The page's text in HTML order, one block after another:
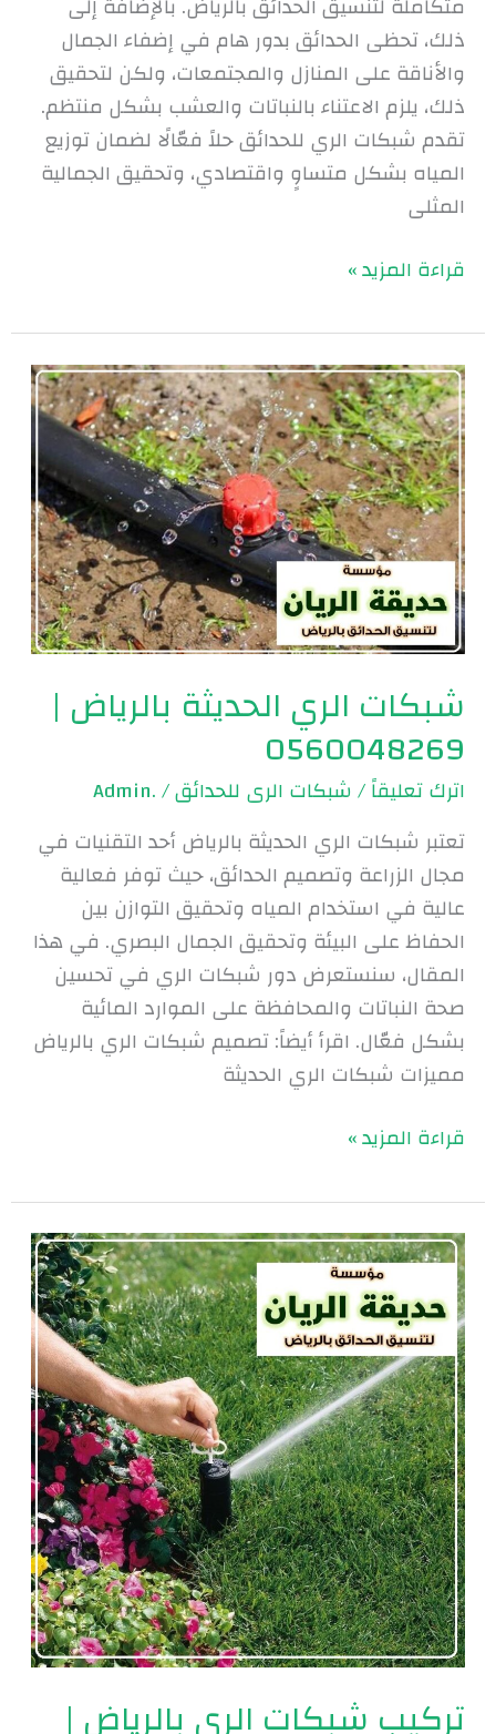
متكاملة لتنسيق الحدائق بالرياض. بالإضافة إلى
ذلك، تحظى الحدائق بدور هام في إضفاء الجمال
والأناقة على المنازل والمجتمعات، ولكن لتحقيق
ذلك، يلزم الاعتناء بالنباتات والعشب بشكل منتظم.
تقدم شبكات الري للحدائق حلاً فعّالًا لضمان توزيع
المياه بشكل متساوٍ واقتصادي، وتحقيق الجمالية
المثلى
قراءة المزيد »
شبكات الري الحديثة بالرياض |
0560048269
اترك تعليقاً/شبكات الرى للحدائق/
.Admin
تعتبر شبكات الري الحديثة بالرياض أحد التقنيات في
مجال الزراعة وتصميم الحدائق، حيث توفر فعالية
عالية في استخدام المياه وتحقيق التوازن بين
الحفاظ على البيئة وتحقيق الجمال البصري. في هذا
المقال، سنستعرض دور شبكات الري في تحسين
صحة النباتات والمحافظة على الموارد المائية
بشكل فعّال. اقرأ أيضاً: تصميم شبكات الري بالرياض
مميزات شبكات الري الحديثة
شبكات
الري
الحديثة
بالرياض
|
0560048269
قراءة المزيد »
تركيب شبكات الري بالرياض |
تركيب
شبكات
الري
بالرياض
|
0560048269